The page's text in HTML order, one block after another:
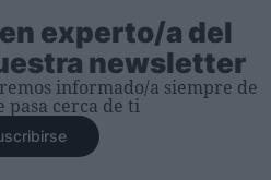
experto/a del
newsletter
informado/a siempre de
pasa cerca de ti